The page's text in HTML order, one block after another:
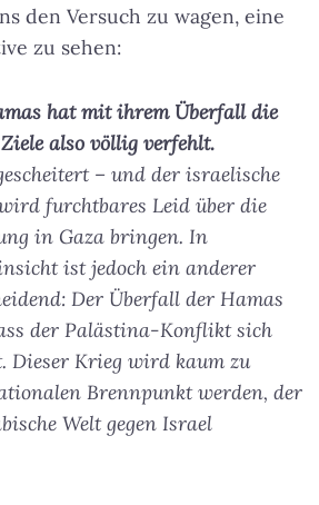
den Versuch zu wagen, eine
zu sehen:
hat mit ihrem Überfall die
also völlig verfehlt.
– und der israelische
furchtbares Leid über die
in Gaza bringen. In
ist jedoch ein anderer
Der Überfall der Hamas
der Palästina-Konflikt sich
Dieser Krieg wird kaum zu
Brenn­punkt werden, der
Welt gegen Israel